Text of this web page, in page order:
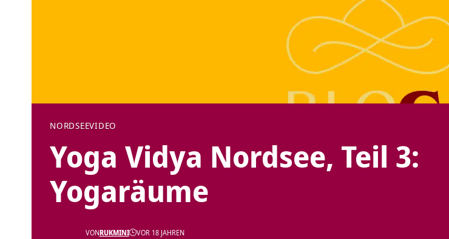
NORDSEEVIDEO
Yoga Vidya Nordsee, Teil 3:
Yogaräume
VONRUKMINI VOR 18 JAHREN